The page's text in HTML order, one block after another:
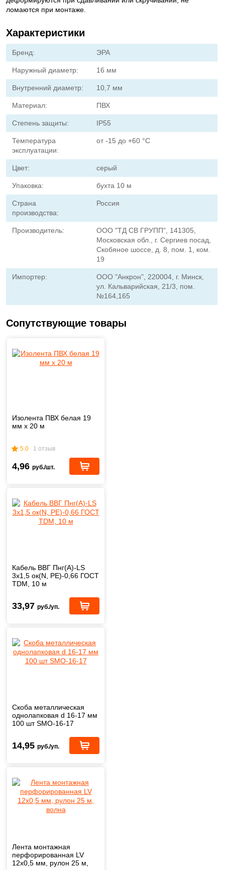
ломаются при монтаже.
Характеристики
Бренд: ЭРА
Наружный диаметр: 16 мм
Внутренний диаметр: 10,7 мм
Материал: ПВХ
Степень защиты: IP55
Температура
эксплуатации:
от -15 до +60 °C
Цвет: серый
Упаковка: бухта 10 м
Страна
производства:
Россия
Производитель:
ООО "ТД СВ ГРУПП", 141305,
Московская обл., г. Сергиев посад,
Скобяное шоссе, д. 8, пом. 1, ком.
19
Импортер:
ООО "Анкрон", 220004, г. Минск,
ул. Кальварийская, 21/3, пом.
№164,165
Сопутствующие товары
Изолента ПВХ белая 19
мм х 20 м
5.0 1 отзыв
4,96 руб./шт.
Кабель ВВГ Пнг(А)-LS
3х1,5 ок(N, PE)-0,66 ГОСТ
TDM, 10 м
33,97 руб./уп.
Скоба металлическая
однолапковая d 16-17 мм
100 шт SMO-16-17
14,95 руб./уп.
Лента монтажная
перфорированная LV
12х0,5 мм, рулон 25 м,